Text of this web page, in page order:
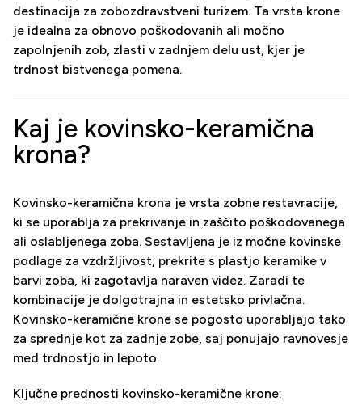
destinacija za zobozdravstveni turizem. Ta vrsta krone
je idealna za obnovo poškodovanih ali močno
zapolnjenih zob, zlasti v zadnjem delu ust, kjer je
trdnost bistvenega pomena.
Kaj je kovinsko-keramična
krona?
Kovinsko-keramična krona je vrsta zobne restavracije,
ki se uporablja za prekrivanje in zaščito poškodovanega
ali oslabljenega zoba. Sestavljena je iz močne kovinske
podlage za vzdržljivost, prekrite s plastjo keramike v
barvi zoba, ki zagotavlja naraven videz. Zaradi te
kombinacije je dolgotrajna in estetsko privlačna.
Kovinsko-keramične krone se pogosto uporabljajo tako
za sprednje kot za zadnje zobe, saj ponujajo ravnovesje
med trdnostjo in lepoto.
Ključne prednosti kovinsko-keramične krone: